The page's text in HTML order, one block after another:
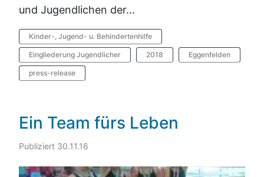
und Jugendlichen der...
Kinder-, Jugend- u. Behindertenhilfe
Eingliederung Jugendlicher 2018 Eggenfelden
press-release
Ein Team fürs Leben
Publiziert 30.11.16